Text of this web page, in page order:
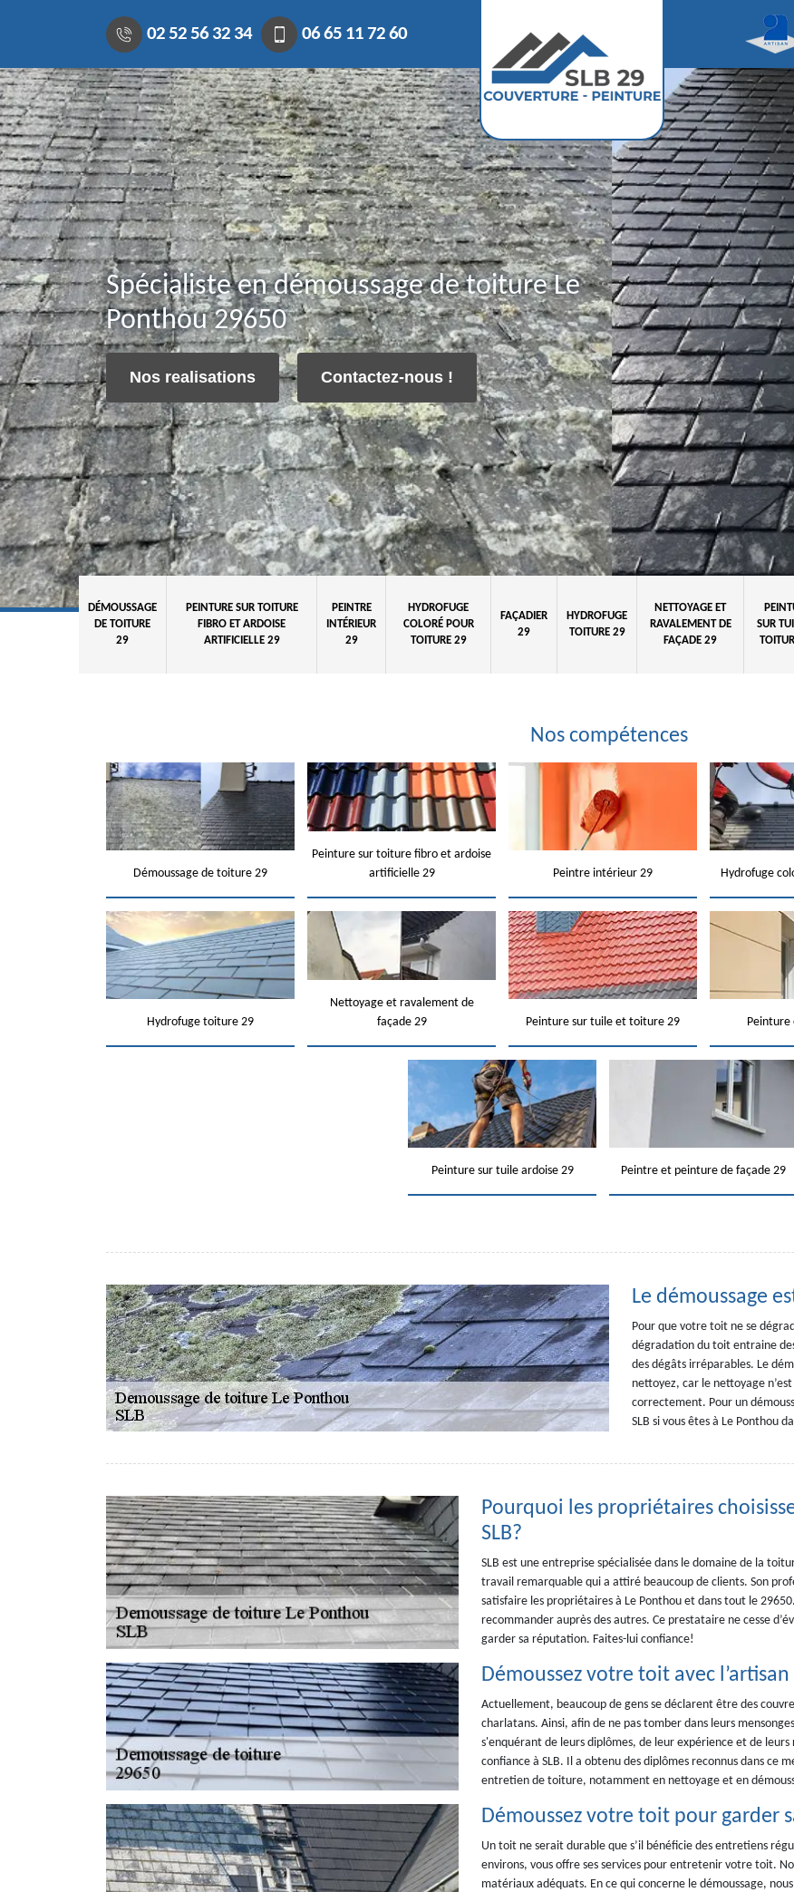
02 52 56 32 34 06 65 11 72 60
Spécialiste en démoussage de toiture Le
Ponthou 29650
Nos realisations Contactez-nous !
DÉMOUSSAGE
DE TOITURE
29
PEINTURE SUR TOITURE
FIBRO ET ARDOISE
ARTIFICIELLE 29
PEINTRE
INTÉRIEUR
29
HYDROFUGE
COLORÉ POUR
TOITURE 29
FAÇADIER
29
HYDROFUGE
TOITURE 29
NETTOYAGE ET
RAVALEMENT DE
FAÇADE 29
SUR
Nos compétences
Démoussage de toiture 29
Peinture sur toiture fibro et ardoise
artificielle 29
Peintre intérieur 29 Hydrofuge
Hydrofuge toiture 29
Nettoyage et ravalement de
façade 29
Peinture sur tuile et toiture 29 Peinture
Peinture sur tuile ardoise 29 Peintre et peinture de façade 29
Le démoussage
Pour que votre toit ne se
dégradation du toit entraine
des dégâts irréparables. Le
nettoyez, car le nettoyage
correctement. Pour un
SLB si vous êtes à Le Ponthou
Pourquoi les propriétaires
SLB?
SLB est une entreprise spécialisée dans le domaine de la
travail remarquable qui a attiré beaucoup de clients. Son
satisfaire les propriétaires à Le Ponthou et dans tout le
recommander auprès des autres. Ce prestataire ne cesse
garder sa réputation. Faites-lui confiance!
Démoussez votre toit avec
Actuellement, beaucoup de gens se déclarent être des
charlatans. Ainsi, afin de ne pas tomber dans leurs
s'enquérant de leurs diplômes, de leur expérience et de
confiance à SLB. Il a obtenu des diplômes reconnus dans ce
entretien de toiture, notamment en nettoyage et en
Démoussez votre toit pour garder
Un toit ne serait durable que s’il bénéficie des entretiens
environs, vous offre ses services pour entretenir votre toit.
matériaux adéquats. En ce qui concerne le démoussage,